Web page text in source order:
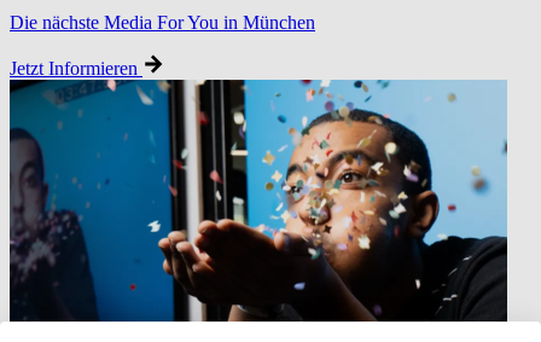
Die nächste Media For You in München
Jetzt Informieren